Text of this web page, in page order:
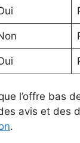
l’offre bas
avis et
.